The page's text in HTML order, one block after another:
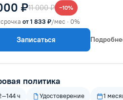
₽11 000 ₽ −10%
от 1 833 ₽/мес · 0%
Записаться
политика
ч Удостоверение 1